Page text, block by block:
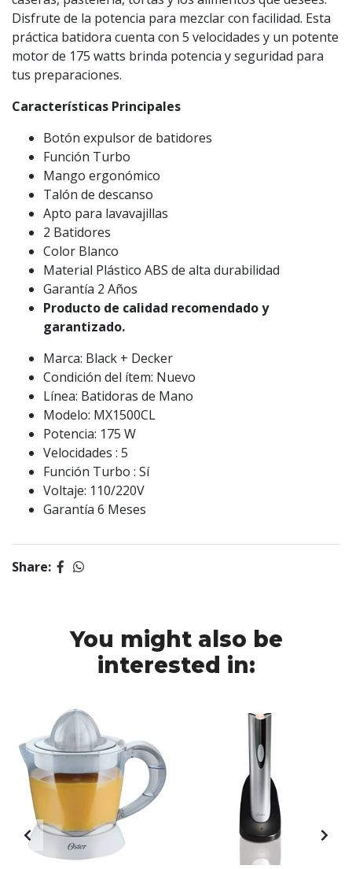
Disfrute de la potencia para mezclar con facilidad. Esta
práctica batidora cuenta con 5 velocidades y un potente
motor de 175 watts brinda potencia y seguridad para
tus preparaciones.
Características Principales
Botón expulsor de batidores
Función Turbo
Mango ergonómico
Talón de descanso
Apto para lavavajillas
2 Batidores
Color Blanco
Material Plástico ABS de alta durabilidad
Garantía 2 Años
Producto de calidad recomendado y
garantizado.
Marca: Black + Decker
Condición del ítem: Nuevo
Línea: Batidoras de Mano
Modelo: MX1500CL
Potencia: 175 W
Velocidades : 5
Función Turbo : Sí
Voltaje: 110/220V
Garantía 6 Meses
Share:
You might also be
interested in: